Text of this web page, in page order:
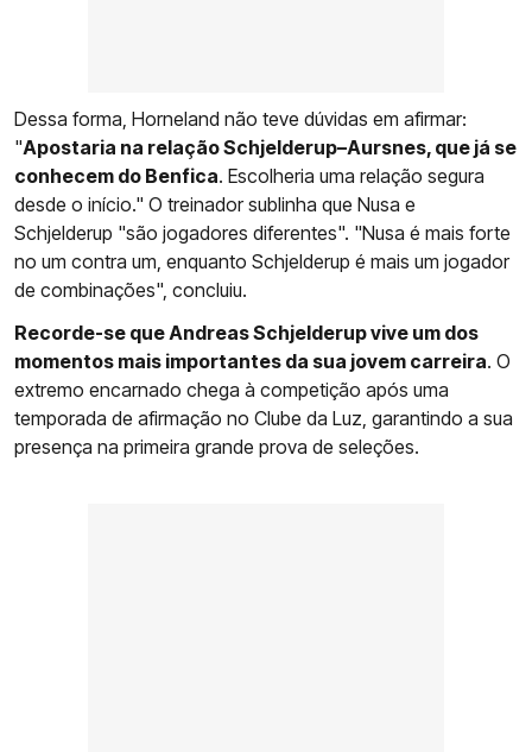
Dessa forma, Horneland não teve dúvidas em afirmar:
"Apostaria na relação Schjelderup–Aursnes, que já se
conhecem do Benfica. Escolheria uma relação segura
desde o início." O treinador sublinha que Nusa e
Schjelderup "são jogadores diferentes". "Nusa é mais forte
no um contra um, enquanto Schjelderup é mais um jogador
de combinações", concluiu.
Recorde-se que Andreas Schjelderup vive um dos
momentos mais importantes da sua jovem carreira. O
extremo encarnado chega à competição após uma
temporada de afirmação no Clube da Luz, garantindo a sua
presença na primeira grande prova de seleções.